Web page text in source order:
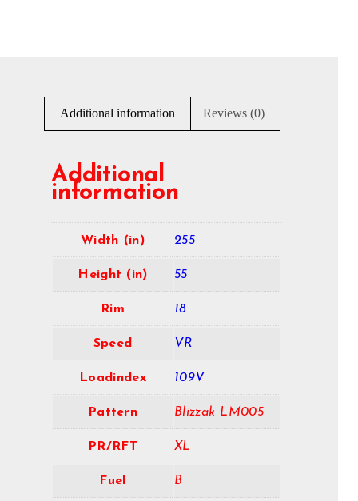
Additional information Reviews (0)
Additional
information
Width (in) 255
Height (in) 55
Rim 18
Speed VR
Loadindex 109V
Pattern Blizzak LM005
PR/RFT XL
Fuel B